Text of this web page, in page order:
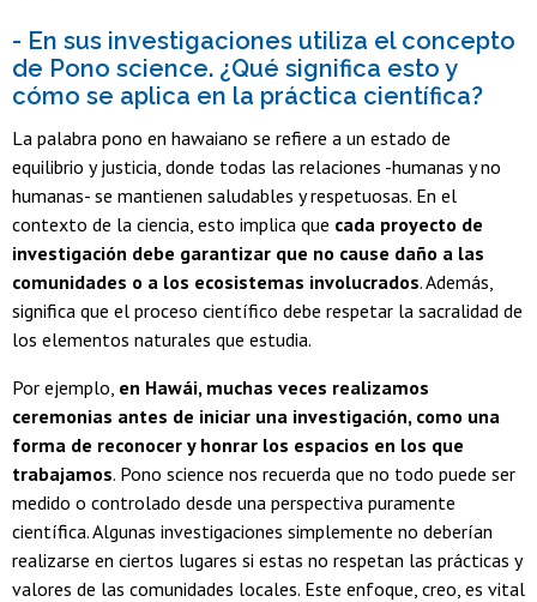
- En sus investigaciones utiliza el concepto
de Pono science. ¿Qué significa esto y
cómo se aplica en la práctica científica?
La palabra pono en hawaiano se refiere a un estado de
equilibrio y justicia, donde todas las relaciones -humanas y no
humanas- se mantienen saludables y respetuosas. En el
contexto de la ciencia, esto implica que cada proyecto de
investigación debe garantizar que no cause daño a las
comunidades o a los ecosistemas involucrados. Además,
significa que el proceso científico debe respetar la sacralidad de
los elementos naturales que estudia.
Por ejemplo, en Hawái, muchas veces realizamos
ceremonias antes de iniciar una investigación, como una
forma de reconocer y honrar los espacios en los que
trabajamos. Pono science nos recuerda que no todo puede ser
medido o controlado desde una perspectiva puramente
científica. Algunas investigaciones simplemente no deberían
realizarse en ciertos lugares si estas no respetan las prácticas y
valores de las comunidades locales. Este enfoque, creo, es vital